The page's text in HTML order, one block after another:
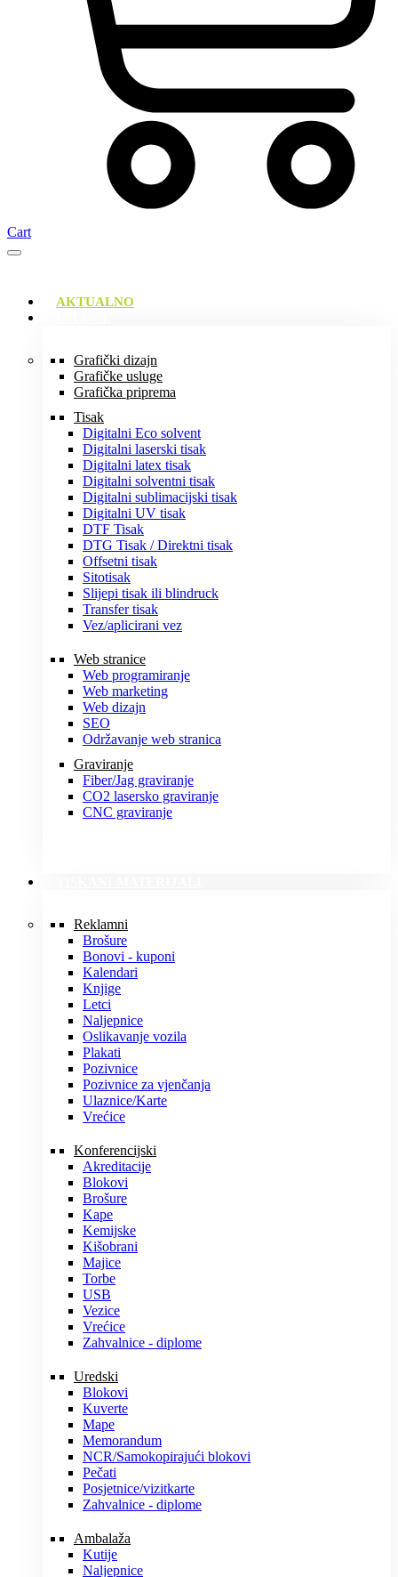
Cart
AKTUALNO
Grafički dizajn
Grafičke usluge
Grafička priprema
Tisak
Digitalni Eco solvent
Digitalni laserski tisak
Digitalni latex tisak
Digitalni solventni tisak
Digitalni sublimacijski tisak
Digitalni UV tisak
DTF Tisak
DTG Tisak / Direktni tisak
Offsetni tisak
Sitotisak
Slijepi tisak ili blindruck
Transfer tisak
Vez/aplicirani vez
Web stranice
Web programiranje
Web marketing
Web dizajn
SEO
Održavanje web stranica
Graviranje
Fiber/Jag graviranje
CO2 lasersko graviranje
CNC graviranje
Reklamni
Brošure
Bonovi - kuponi
Kalendari
Knjige
Letci
Naljepnice
Oslikavanje vozila
Plakati
Pozivnice
Pozivnice za vjenčanja
Ulaznice/Karte
Vrećice
Konferencijski
Akreditacije
Blokovi
Brošure
Kape
Kemijske
Kišobrani
Majice
Torbe
USB
Vezice
Vrećice
Zahvalnice - diplome
Uredski
Blokovi
Kuverte
Mape
Memorandum
NCR/Samokopirajući blokovi
Pečati
Posjetnice/vizitkarte
Zahvalnice - diplome
Ambalaža
Kutije
Naljepnice